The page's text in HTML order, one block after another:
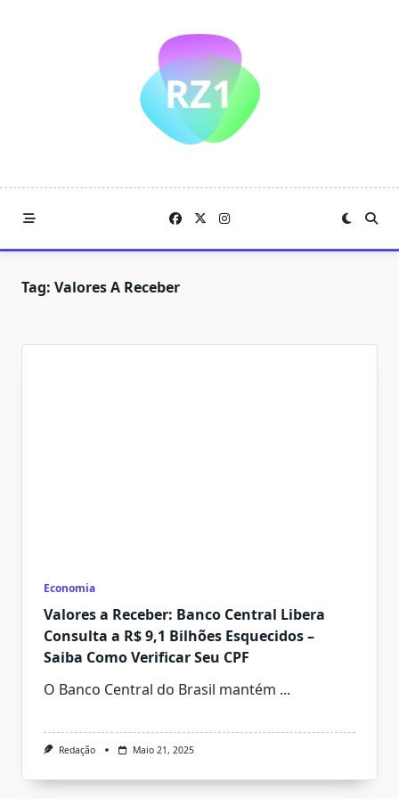
Tag: Valores A Receber
Economia
Valores a Receber: Banco Central Libera
Consulta a R$ 9,1 Bilhões Esquecidos –
Saiba Como Verificar Seu CPF
O Banco Central do Brasil mantém ...
Redação Maio 21, 2025